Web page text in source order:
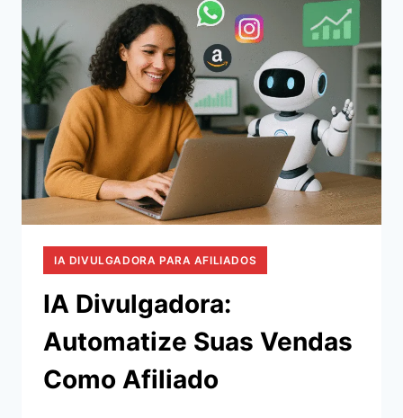
DIVULGADORA
IA DIVULGADORA PARA AFILIADOS
IA Divulgadora:
Automatize Suas Vendas
Como Afiliado